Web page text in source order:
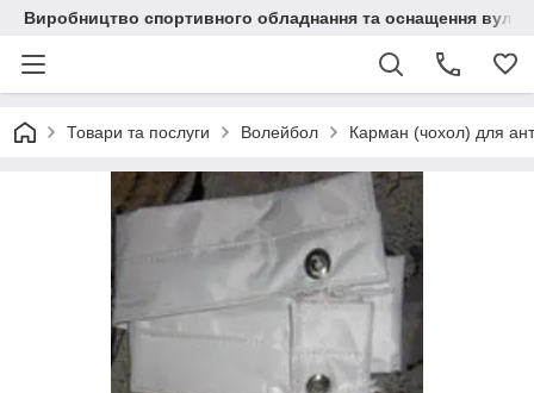
Виробництво спортивного обладнання та оснащення
Товари та послуги Волейбол Карман (чохол) для